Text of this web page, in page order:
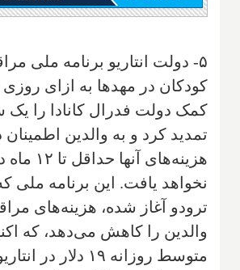
۵- دولت انتاریو برنامه ملی
کمک دولت فدرال کانادا را یک
تمدید کرد و به والدین اطمینان
هزینه‌های
نخواهد یافت. این برنامه ملی
ترودو آغاز شده، هزینه‌های
والدین را کاهش می‌دهد، که
متوسط روزانه ۱۹ دلار در